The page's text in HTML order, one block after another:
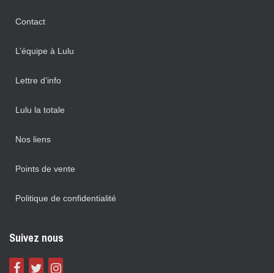
Contact
L’équipe à Lulu
Lettre d’info
Lulu la totale
Nos liens
Points de vente
Politique de confidentialité
Suivez nous